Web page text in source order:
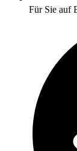
Für Sie auf